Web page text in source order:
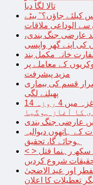
تالا لگا دیا
جاؤں؟” بیٹے
الوداعی ملاقات
بعد عارضی جنگ بندی،
کی اپنے گھر واپسی
خانہ مکمل بند
کے معاملے پر
مزید پیشرفت
قسم کی بیماری
پھیلنے لگی
14 ہزار فلسطینیوں کی شہادت کے بعد غزہ میں 4 روزہ
کا آغاز ہوگیا
عارضی جنگ بندی
آفات کے ہاتھوں دیوالیہ
ہوجائے گا، تحقیق
< > مودی کیلیے نئی پریشانی؛ امریکا نے سکھ رہنما قتل
شروع کردیں
2024 میں عید الفطر اور عید الاضحیٰ
تعطیلات کا اعلان